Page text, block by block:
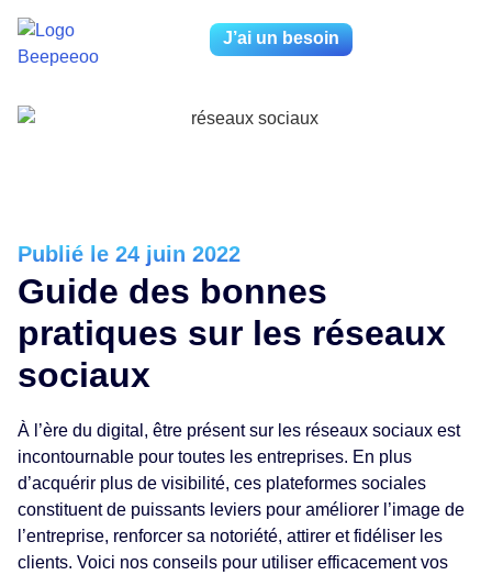
J’ai un besoin
Publié le 24 juin 2022
Guide des bonnes
pratiques sur les réseaux
sociaux
À l’ère du digital, être présent sur les réseaux sociaux est
incontournable pour toutes les entreprises. En plus
d’acquérir plus de visibilité, ces plateformes sociales
constituent de puissants leviers pour améliorer l’image de
l’entreprise, renforcer sa notoriété, attirer et fidéliser les
clients. Voici nos conseils pour utiliser efficacement vos